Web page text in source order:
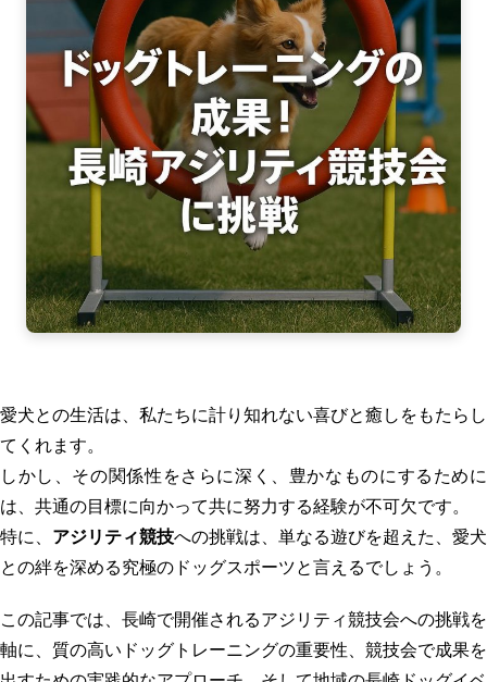
愛犬との生活は、私たちに計り知れない喜びと癒しをもたらし
てくれます。
しかし、その関係性をさらに深く、豊かなものにするために
は、共通の目標に向かって共に努力する経験が不可欠です。
特に、 アジリティ競技への挑戦は、単なる遊びを超えた、愛犬
との絆を深める究極のドッグスポーツと言えるでしょう。
この記事では、長崎で開催されるアジリティ競技会への挑戦を
軸に、質の高い ドッグトレーニングの重要性、競技会で成果を